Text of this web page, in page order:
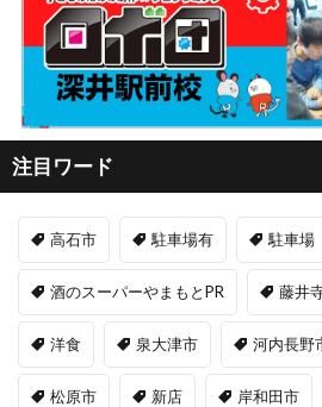
注目ワード
高石市 駐車場有 駐車場
酒のスーパーやまもとPR 藤井
洋食 泉大津市 河内長野
松原市 新店 岸和田市